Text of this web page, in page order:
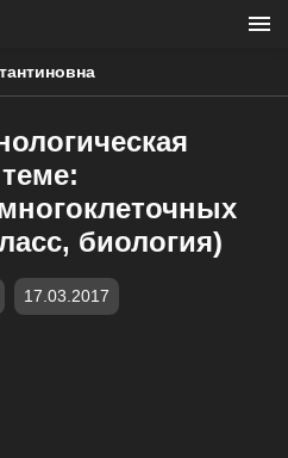
биология)
17.03.2017